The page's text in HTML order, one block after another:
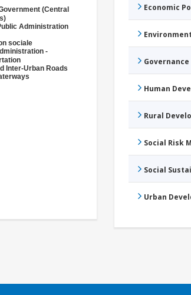
(Central
Administration
sociale
-
Inter-Urban Roads
Economic
Human
Rural
Social Risk
Social
Urban